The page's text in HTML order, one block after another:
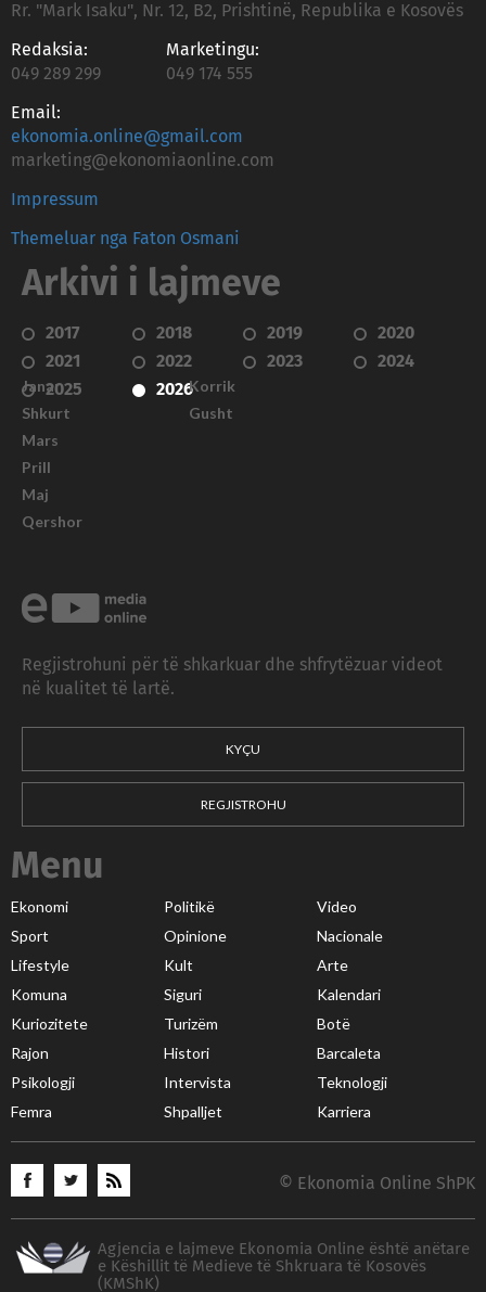
Rr. "Mark Isaku", Nr. 12, B2, Prishtinë, Republika e Kosovës
Redaksia:
049 289 299
Marketingu:
049 174 555
Email:
ekonomia.online@gmail.com
marketing@ekonomiaonline.com
Impressum
Themeluar nga Faton Osmani
Arkivi i lajmeve
2017 2018 2019
2020
2021
2022 2023
2024
2025
2026
Janar
Shkurt
Mars
Prill
Maj
Qershor
Korrik
Gusht
Regjistrohuni për të shkarkuar dhe shfrytëzuar videot
në kualitet të lartë.
KYÇU
REGJISTROHU
Menu
Ekonomi Politikë
Video
Sport
Opinione
Nacionale
Lifestyle
Kult
Arte
Komuna
Siguri
Kalendari
Kuriozitete
Turizëm
Botë
Rajon
Histori
Barcaleta
Psikologji
Intervista
Teknologji
Femra
Shpalljet Karriera
© Ekonomia Online ShPK
Agjencia e lajmeve Ekonomia Online është anëtare
e Këshillit të Medieve të Shkruara të Kosovës
(KMShK)